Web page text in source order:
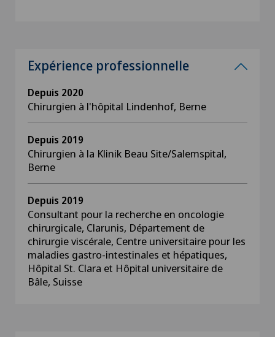
Expérience professionnelle
Depuis 2020
Chirurgien à l'hôpital Lindenhof, Berne
Depuis 2019
Chirurgien à la Klinik Beau Site/Salemspital,
Berne
Depuis 2019
Consultant pour la recherche en oncologie
chirurgicale, Clarunis, Département de
chirurgie viscérale, Centre universitaire pour les
maladies gastro-intestinales et hépatiques,
Hôpital St. Clara et Hôpital universitaire de
Bâle, Suisse